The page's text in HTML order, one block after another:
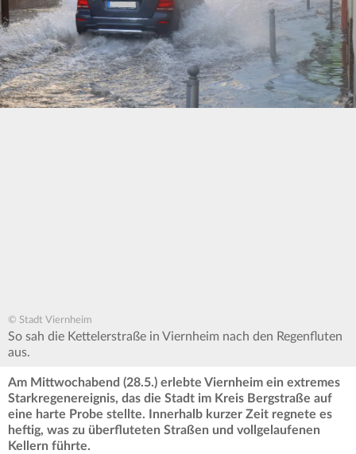
© Stadt Viernheim
So sah die Kettelerstraße in Viernheim nach den Regenfluten
aus.
Am Mittwochabend (28.5.) erlebte Viernheim ein extremes
Starkregenereignis, das die Stadt im Kreis Bergstraße auf
eine harte Probe stellte. Innerhalb kurzer Zeit regnete es
heftig, was zu überfluteten Straßen und vollgelaufenen
Kellern führte.